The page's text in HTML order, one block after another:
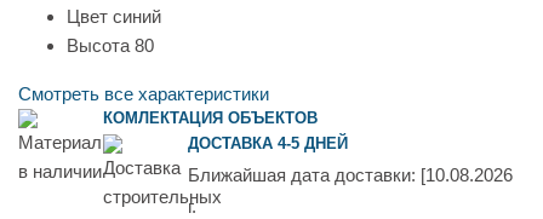
Цвет синий
Высота 80
Смотреть все характеристики
КОМЛЕКТАЦИЯ ОБЪЕКТОВ
ДОСТАВКА 4-5 ДНЕЙ
Ближайшая дата доставки: [10.08.2026
г.